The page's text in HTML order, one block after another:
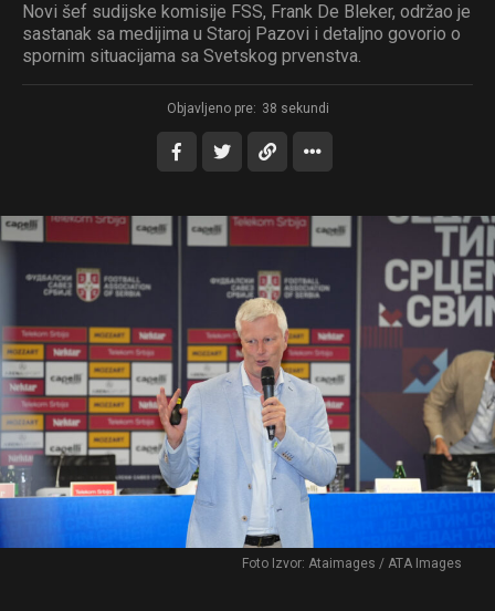
Novi šef sudijske komisije FSS, Frank De Bleker, održao je
sastanak sa medijima u Staroj Pazovi i detaljno govorio o
spornim situacijama sa Svetskog prvenstva.
Objavljeno pre: 38 sekundi
Foto Izvor: Ataimages / ATA Images